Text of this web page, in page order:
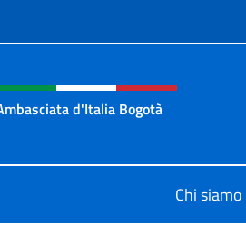
social e
d'Italia Bogotà
Chi siamo